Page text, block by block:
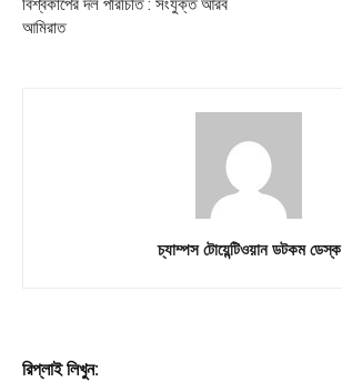
বিশ্বকাপের দল পরিচিতি : সংযুক্ত আরব
আমিরাত
চ্যাম্পস টোয়েন্টিওয়ান ডটকম ডেস্ক
রিপ্লাই লিখুন: